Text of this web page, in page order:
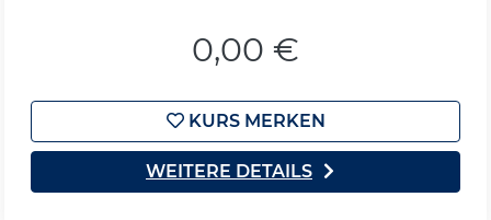
0,00 €
KURS MERKEN
WEITERE DETAILS